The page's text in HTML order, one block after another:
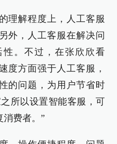
理解程度上，人工客服
外，人工客服在解决问
。不过，在张欣欣看
度方面强于人工客服，
的问题，为用户节省时
所以设置智能客服，可
消费者。”